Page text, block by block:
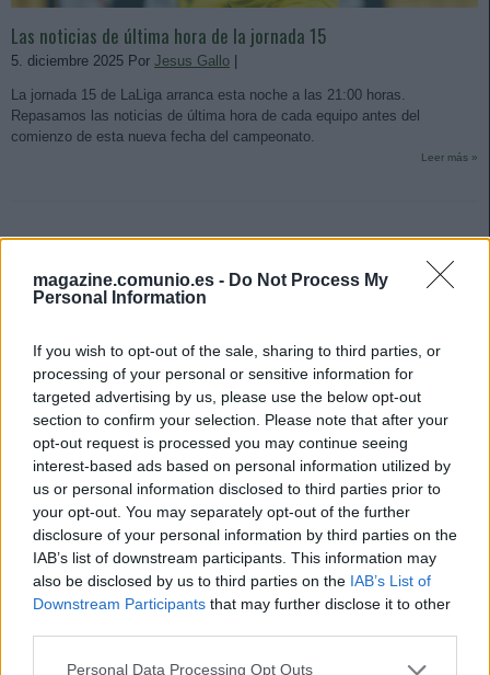
magazine.comunio.es - Do Not Process My
Personal Information
If you wish to opt-out of the sale, sharing to third parties, or
processing of your personal or sensitive information for
targeted advertising by us, please use the below opt-out
section to confirm your selection. Please note that after your
opt-out request is processed you may continue seeing
interest-based ads based on personal information utilized by
us or personal information disclosed to third parties prior to
your opt-out. You may separately opt-out of the further
disclosure of your personal information by third parties on the
IAB’s list of downstream participants. This information may
also be disclosed by us to third parties on the IAB’s List of
Downstream Participants that may further disclose it to other
Please note that this website/app uses one or more Google
Personal Data Processing Opt Outs
Las noticias de última hora de la jornada 15
5. diciembre 2025 Por Jesus Gallo |
La jornada 15 de LaLiga arranca esta noche a las 21:00 horas.
Repasamos las noticias de última hora de cada equipo antes del
comienzo de esta nueva fecha del campeonato.
Leer más »
Parte médico tras la jornada extra: Trent, baja hasta febrero
4. diciembre 2025 PorJesus Gallo|
La jornada 14 de LaLiga 25/26 nos dejó varios lesionados, cómo Marcao